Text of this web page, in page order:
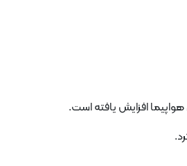
افزایش یافته است.